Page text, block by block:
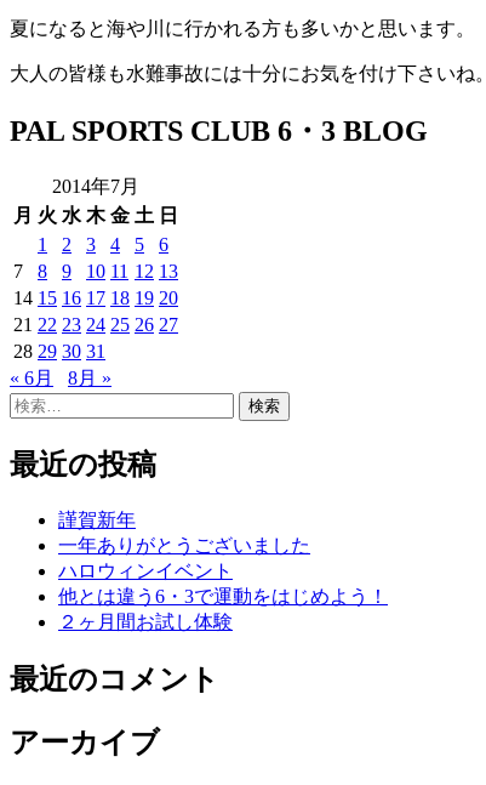
夏になると海や川に行かれる方も多いかと思います。
大人の皆様も水難事故には十分にお気を付け下さいね。
PAL SPORTS CLUB 6・3 BLOG
2014年7月
月 火 水 木 金 土 日
1
2 3 4 5
6
7
8 9 10 11 12 13
14 15 16 17 18 19 20
21 22 23 24 25 26 27
28 29 30 31
« 6月
8月 »
検
最近の投稿
謹賀新年
一年ありがとうございました
ハロウィンイベント
他とは違う6・3で運動をはじめよう！
２ヶ月間お試し体験
最近のコメント
アーカイブ